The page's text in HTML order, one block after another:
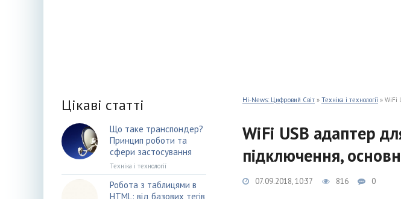
Hi-News: Цифровий Світ » Техніка і технології » WiFi
WiFi USB адаптер
підключення,
07.09.2018, 10:37 816 0
Цікаві статті
Що таке транспондер?
Принцип роботи та
сфери застосування
Техніка і технології
Робота з таблицями в
HTML: від базових тегів